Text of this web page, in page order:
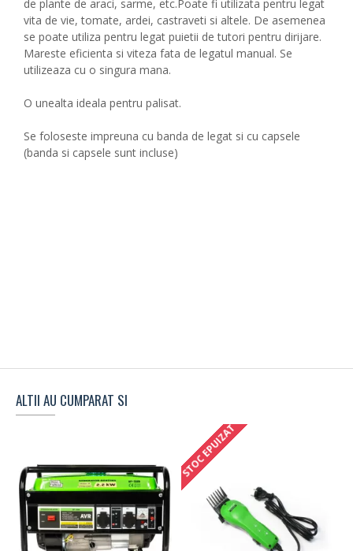
de plante de araci, sarme, etc.Poate fi utilizata pentru legat
vita de vie, tomate, ardei, castraveti si altele. De asemenea
se poate utiliza pentru legat puietii de tutori pentru dirijare.
Mareste eficienta si viteza fata de legatul manual. Se
utilizeaza cu o singura mana.
O unealta ideala pentru palisat.
Se foloseste impreuna cu banda de legat si cu capsele
(banda si capsele sunt incluse)
ALTII AU CUMPARAT SI
STOC EPUIZAT